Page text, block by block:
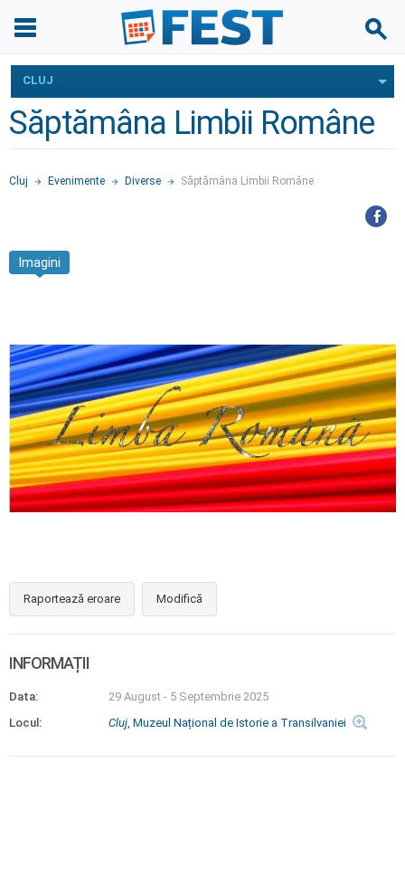
CLUJ
Săptămâna Limbii Române
Cluj Evenimente Diverse Săptămâna Limbii Române
Imagini
Raportează eroare Modifică
INFORMAȚII
Data: 29 August - 5 Septembrie 2025
Locul:
Cluj, Muzeul Național de Istorie a Transilvaniei